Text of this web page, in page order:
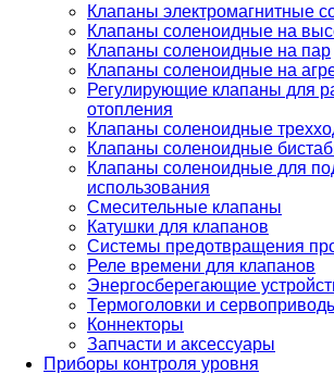
Клапаны электромагнитные
Клапаны соленоидные на
Клапаны соленоидные на пар
Клапаны соленоидные на
Регулирующие клапаны для
отопления
Клапаны соленоидные
Клапаны соленоидные
Клапаны соленоидные для
использования
Смесительные клапаны
Катушки для клапанов
Системы предотвращения
Реле времени для клапанов
Энергосберегающие
Термоголовки и
Коннекторы
Запчасти и аксессуары
Приборы контроля уровня